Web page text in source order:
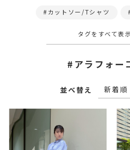
カットソー/Tシャツ
タグをすべて表
#アラフォー
並べ替え